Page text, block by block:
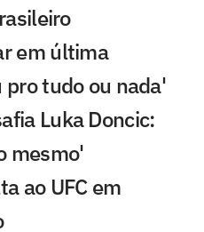
em última
pro tudo ou nada'
Luka Doncic:
mesmo'
ao UFC em